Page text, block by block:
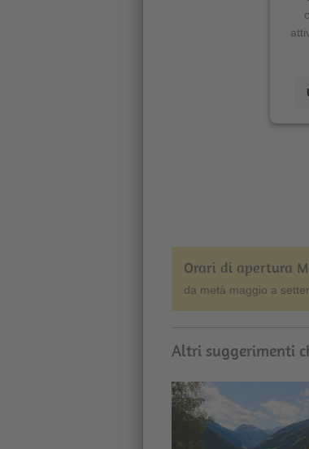
Orari di apertura
da metà maggio a
Altri suggerimenti